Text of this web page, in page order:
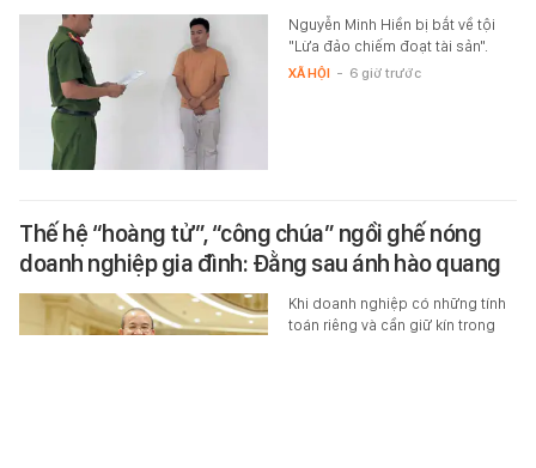
Nguyễn Minh Hiền bị bắt về tội
"Lừa đảo chiếm đoạt tài sản".
XÃ HỘI - 6 giờ trước
Thế hệ “hoàng tử”, “công chúa” ngồi ghế nóng
doanh nghiệp gia đình: Đằng sau ánh hào quang
Khi doanh nghiệp có những tính
toán riêng và cần giữ kín trong